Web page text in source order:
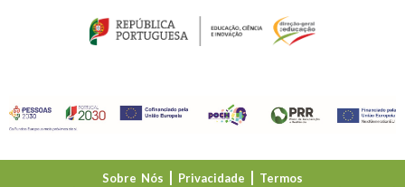
Sobre Nós Privacidade
Termos